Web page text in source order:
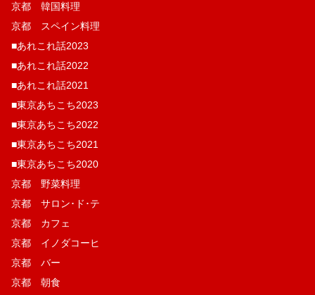
京都 韓国料理
京都 スペイン料理
■あれこれ話2023
■あれこれ話2022
■あれこれ話2021
■東京あちこち2023
■東京あちこち2022
■東京あちこち2021
■東京あちこち2020
京都 野菜料理
京都 サロン･ド･テ
京都 カフェ
京都 イノダコーヒ
京都 バー
京都 朝食